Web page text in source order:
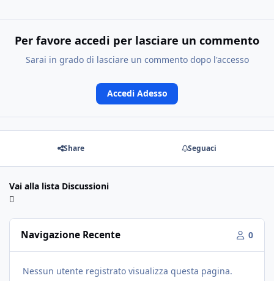
Per favore accedi per lasciare un commento
Sarai in grado di lasciare un commento dopo l'accesso
Accedi Adesso
Share Seguaci
Vai alla lista Discussioni
Navigazione Recente 0
Nessun utente registrato visualizza questa pagina.